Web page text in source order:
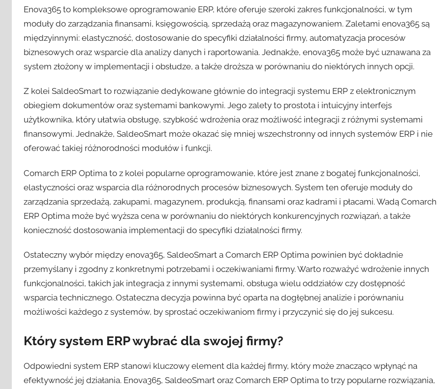
Enova365 to kompleksowe oprogramowanie ERP, które oferuje szeroki zakres funkcjonalności, w tym
moduły do zarządzania finansami, księgowością, sprzedażą oraz magazynowaniem. Zaletami enova365 są
międzyinnymi: elastyczność, dostosowanie do specyfiki działalności firmy, automatyzacja procesów
biznesowych oraz wsparcie dla analizy danych i raportowania. Jednakże, enova365 może być uznawana za
system złożony w implementacji i obsłudze, a także droższa w porównaniu do niektórych innych opcji.
Z kolei SaldeoSmart to rozwiązanie dedykowane głównie do integracji systemu ERP z elektronicznym
obiegiem dokumentów oraz systemami bankowymi. Jego zalety to prostota i intuicyjny interfejs
użytkownika, który ułatwia obsługę, szybkość wdrożenia oraz możliwość integracji z różnymi systemami
finansowymi. Jednakże, SaldeoSmart może okazać się mniej wszechstronny od innych systemów ERP i nie
oferować takiej różnorodności modułów i funkcji.
Comarch ERP Optima to z kolei popularne oprogramowanie, które jest znane z bogatej funkcjonalności,
elastyczności oraz wsparcia dla różnorodnych procesów biznesowych. System ten oferuje moduły do
zarządzania sprzedażą, zakupami, magazynem, produkcją, finansami oraz kadrami i płacami. Wadą Comarch
ERP Optima może być wyższa cena w porównaniu do niektórych konkurencyjnych rozwiązań, a także
konieczność dostosowania implementacji do specyfiki działalności firmy.
Ostateczny wybór między enova365, SaldeoSmart a Comarch ERP Optima powinien być dokładnie
przemyślany i zgodny z konkretnymi potrzebami i oczekiwaniami firmy. Warto rozważyć wdrożenie innych
funkcjonalności, takich jak integracja z innymi systemami, obsługa wielu oddziałów czy dostępność
wsparcia technicznego. Ostateczna decyzja powinna być oparta na dogłębnej analizie i porównaniu
możliwości każdego z systemów, by sprostać oczekiwaniom firmy i przyczynić się do jej sukcesu.
Który system ERP wybrać dla swojej firmy?
Odpowiedni system ERP stanowi kluczowy element dla każdej firmy, który może znacząco wpłynąć na
efektywność jej działania. Enova365, SaldeoSmart oraz Comarch ERP Optima to trzy popularne rozwiązania,